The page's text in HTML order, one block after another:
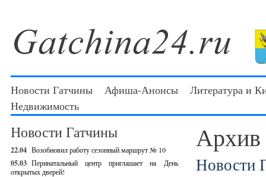
Новости Гатчины Афиша-Анонсы
Литература и
Недвижимость
Новости Гатчины
22.04 Возобновил работу сезонный маршрут № 10
05.03 Перинатальный центр приглашает на День
открытых дверей!
Архив
Новости